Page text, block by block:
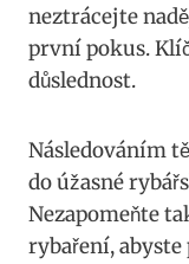
neztrácejte
první pokus.
důslednost.
Následováním
do úžasné
Nezapomeňte
rybaření,